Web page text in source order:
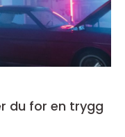
du for en trygg